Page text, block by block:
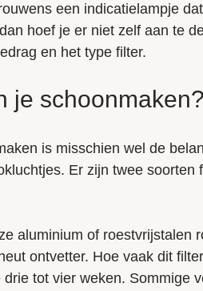
een indicatielampje
hoef je er niet zelf aan te
en het type filter.
je schoonmaken?
is misschien wel de
Er zijn twee soorten
aluminium of roestvrijstalen
ontvetter. Hoe vaak dit
tot vier weken. Sommige